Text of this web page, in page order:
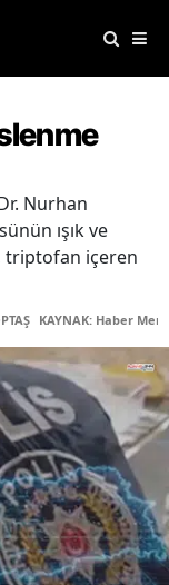
Nurhan
ışık ve
triptofan içeren
KAYNAK: Haber